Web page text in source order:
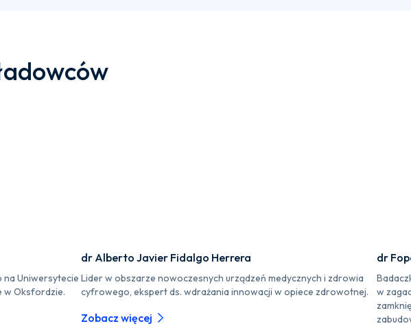
Uniwersytecie
w Oksfordzie.
dr Alberto Javier Fidalgo Herrera
Lider w obszarze nowoczesnych urządzeń medycznych i zdrowia
cyfrowego, ekspert ds. wdrażania innowacji w opiece zdrowotnej.
Zobacz więcej
dr
w